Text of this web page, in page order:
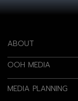
ABOUT
OOH MEDIA
MEDIA PLANNING